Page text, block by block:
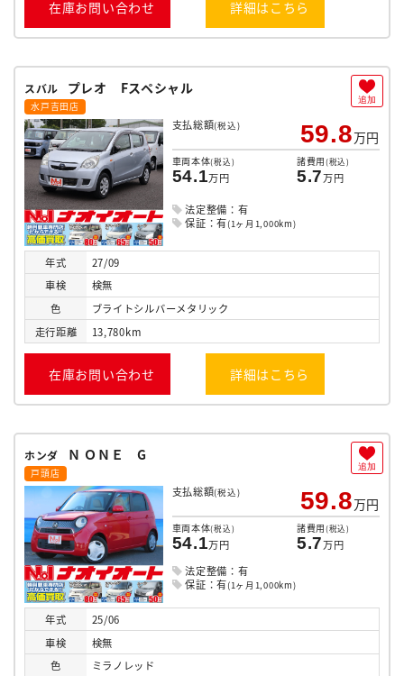
在庫お問い合わせ 詳細はこちら
スバル プレオ Fスペシャル
水戸吉田店
支払総額(税込) 59.8万円
車両本体(税込)
54.1万円
諸費用(税込)
5.7万円
法定整備：有
保証：有(1ヶ月1,000km)
年式
27/09
車検
検無
色
ブライトシルバーメタリック
走行距離 13,780km
在庫お問い合わせ 詳細はこちら
追加
ホンダ Ｎ ＯＮＥ G
戸頭店
支払総額(税込) 59.8万円
車両本体(税込)
54.1万円
諸費用(税込)
5.7万円
法定整備：有
保証：有(1ヶ月1,000km)
年式
25/06
車検
検無
色
ミラノレッド
追加